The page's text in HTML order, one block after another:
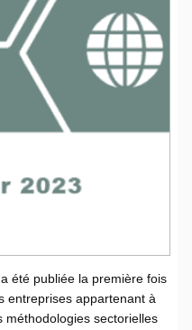
été publiée la première fois
entreprises appartenant à
méthodologies sectorielles